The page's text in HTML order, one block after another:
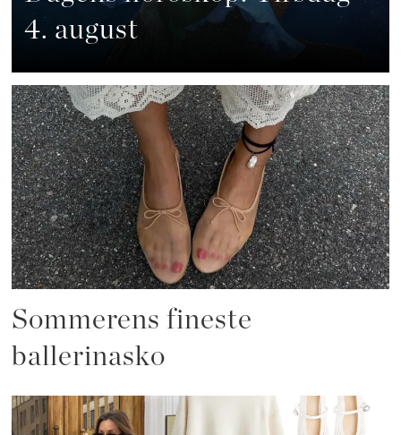
4. august
Sommerens fineste
ballerinasko